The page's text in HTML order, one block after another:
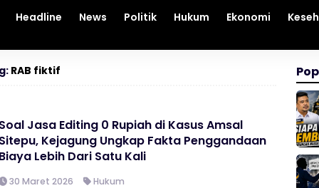
Headline News Politik Hukum Ekonomi
RAB fiktif
Jasa Editing 0 Rupiah di Kasus Amsal
Kejagung Ungkap Fakta Penggandaan
Lebih Dari Satu Kali
30 Maret 2026 Hukum